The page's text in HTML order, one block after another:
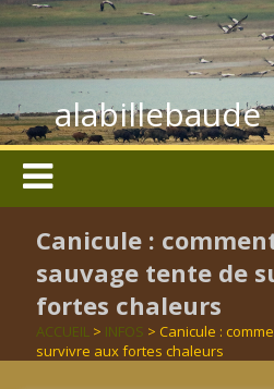
alabillebaude
Canicule :
sauvage tente de
fortes chaleurs
ACCUEIL > INFOS > Canicule :
survivre aux fortes chaleurs